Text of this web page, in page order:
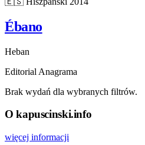
Ébano
Heban
Editorial Anagrama
Brak wydań dla wybranych filtrów.
O kapuscinski.info
więcej informacji